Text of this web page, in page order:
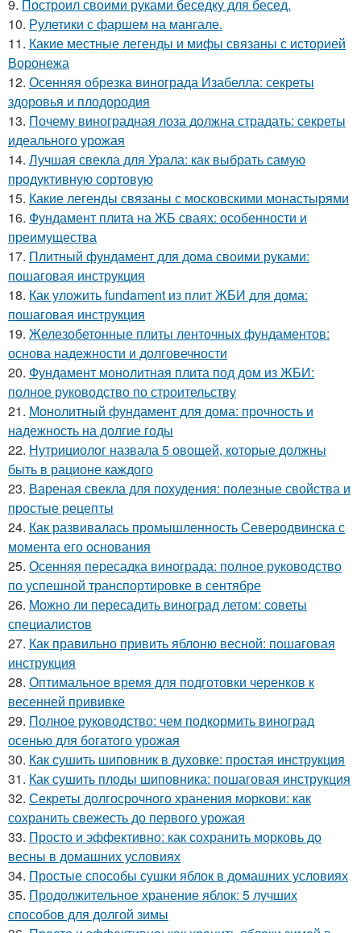
9. Построил своими руками беседку для бесед.
10. Рулетики с фаршем на мангале.
11. Какие местные легенды и мифы связаны с историей
Воронежа
12. Осенняя обрезка винограда Изабелла: секреты
здоровья и плодородия
13. Почему виноградная лоза должна страдать: секреты
идеального урожая
14. Лучшая свекла для Урала: как выбрать самую
продуктивную сортовую
15. Какие легенды связаны с московскими монастырями
16. Фундамент плита на ЖБ сваях: особенности и
преимущества
17. Плитный фундамент для дома своими руками:
пошаговая инструкция
18. Как уложить fundament из плит ЖБИ для дома:
пошаговая инструкция
19. Железобетонные плиты ленточных фундаментов:
основа надежности и долговечности
20. Фундамент монолитная плита под дом из ЖБИ:
полное руководство по строительству
21. Монолитный фундамент для дома: прочность и
надежность на долгие годы
22. Нутрициолог назвала 5 овощей, которые должны
быть в рационе каждого
23. Вареная свекла для похудения: полезные свойства и
простые рецепты
24. Как развивалась промышленность Северодвинска с
момента его основания
25. Осенняя пересадка винограда: полное руководство
по успешной транспортировке в сентябре
26. Можно ли пересадить виноград летом: советы
специалистов
27. Как правильно привить яблоню весной: пошаговая
инструкция
28. Оптимальное время для подготовки черенков к
весенней прививке
29. Полное руководство: чем подкормить виноград
осенью для богатого урожая
30. Как сушить шиповник в духовке: простая инструкция
31. Как сушить плоды шиповника: пошаговая инструкция
32. Секреты долгосрочного хранения моркови: как
сохранить свежесть до первого урожая
33. Просто и эффективно: как сохранить морковь до
весны в домашних условиях
34. Простые способы сушки яблок в домашних условиях
35. Продолжительное хранение яблок: 5 лучших
способов для долгой зимы